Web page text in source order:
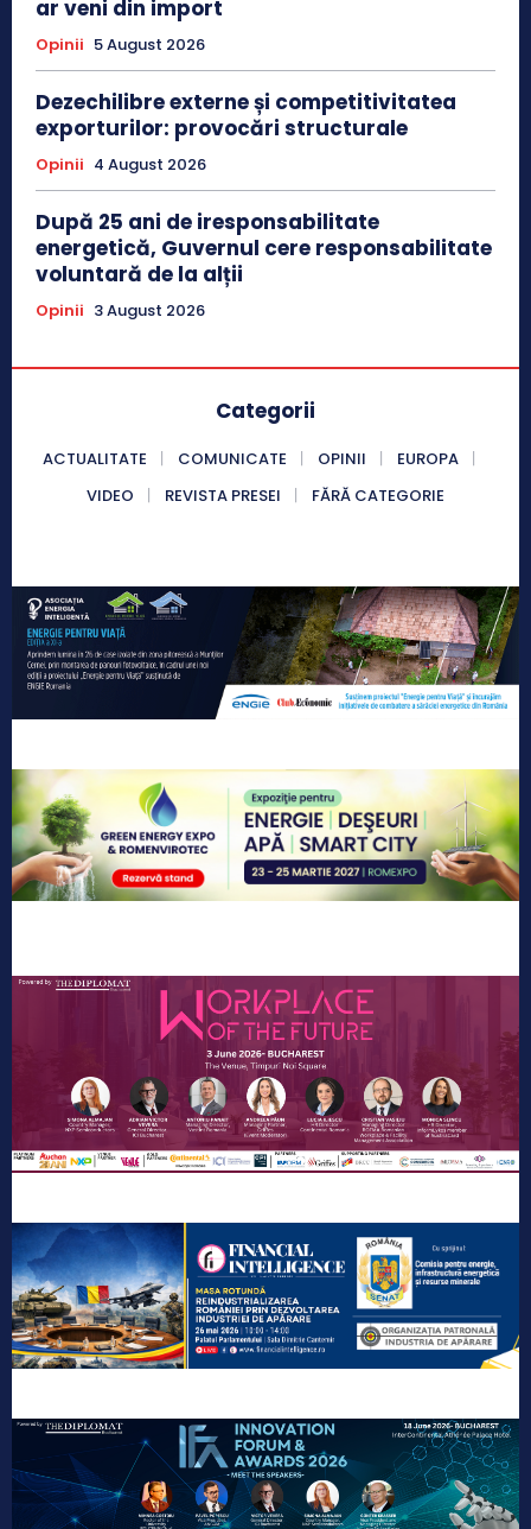
ar veni din import
Opinii 5 August 2026
Dezechilibre externe și competitivitatea
exporturilor: provocări structurale
Opinii 4 August 2026
După 25 ani de iresponsabilitate
energetică, Guvernul cere responsabilitate
voluntară de la alții
Opinii 3 August 2026
Categorii
ACTUALITATE COMUNICATE OPINII
EUROPA
VIDEO
REVISTA PRESEI FĂRĂ CATEGORIE